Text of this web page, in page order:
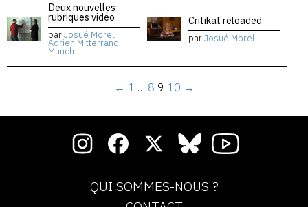
Deux nouvelles
rubriques vidéo
parJosué Morel,
Adrien Mitterrand
Munch
Critikat reloaded
parJosué Morel
← 1 … 8 9 10 →
QUI SOMMES-NOUS ?